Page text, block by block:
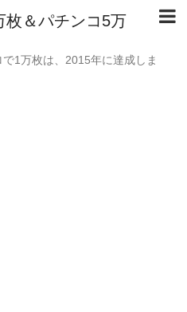
枚＆パチンコ5万
1万枚は、2015年に達成しま